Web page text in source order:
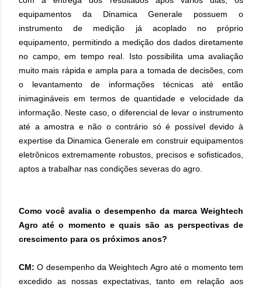
equipamentos da Dinamica Generale possuem o
instrumento de medição já acoplado no próprio
equipamento, permitindo a medição dos dados diretamente
no campo, em tempo real. Isto possibilita uma avaliação
muito mais rápida e ampla para a tomada de decisões, com
o levantamento de informações técnicas até então
inimagináveis em termos de quantidade e velocidade da
informação. Neste caso, o diferencial de levar o instrumento
até a amostra e não o contrário só é possível devido à
expertise da Dinamica Generale em construir equipamentos
eletrônicos extremamente robustos, precisos e sofisticados,
aptos a trabalhar nas condições severas do agro.
Como você avalia o desempenho da marca Weightech
Agro até o momento e quais são as perspectivas de
crescimento para os próximos anos?
CM: O desempenho da Weightech Agro até o momento tem
excedido as nossas expectativas, tanto em relação aos